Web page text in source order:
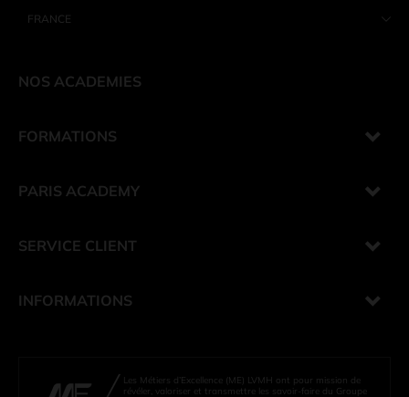
FRANCE
NOS ACADEMIES
FORMATIONS
PARIS ACADEMY
SERVICE CLIENT
INFORMATIONS
Les Métiers d’Excellence (ME) LVMH ont pour mission de
révéler, valoriser et transmettre les savoir-faire du Groupe